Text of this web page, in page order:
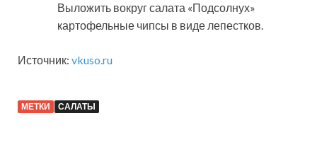
Выложить вокруг салата «Подсолнух»
картофельные чипсы в виде лепестков.
Источник: vkuso.ru
МЕТКИ САЛАТЫ